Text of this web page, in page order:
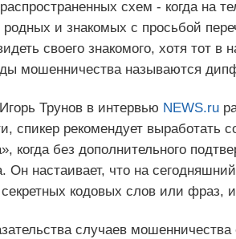
схем - когда на
и знакомых с просьбой
своего знакомого, хотя тот
мошенничества называются
Трунов в интервью NEWS.ru
спикер рекомендует выработать
когда без дополнительного
Он настаивает, что на
кодовых слов или фраз,
случаев